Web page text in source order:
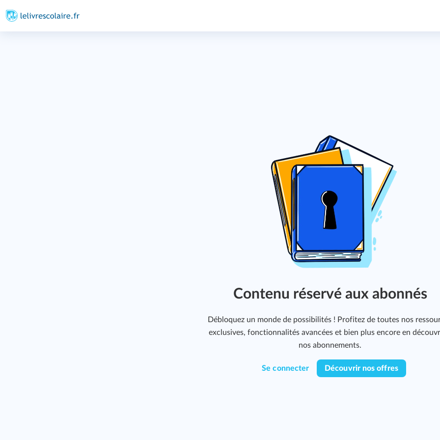
Contenu réservé aux abonnés
Débloquez un monde de possibilités ! Profitez de toutes nos
exclusives, fonctionnalités avancées et bien plus encore en
nos abonnements.
Se connecter Découvrir nos offres